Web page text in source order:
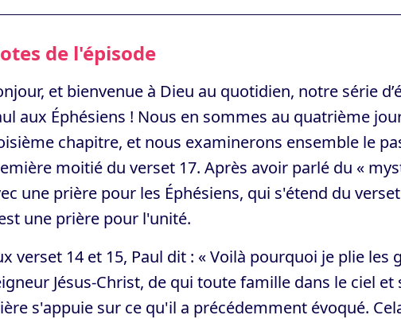
de l'épisode
et bienvenue à Dieu au quotidien, notre série
aux Éphésiens ! Nous en sommes au quatrième
chapitre, et nous examinerons ensemble le
moitié du verset 17. Après avoir parlé du «
une prière pour les Éphésiens, qui s'étend du
une prière pour l'unité.
verset 14 et 15, Paul dit : « Voilà pourquoi je plie les
Jésus-Christ, de qui toute famille dans le ciel
s'appuie sur ce qu'il a précédemment évoqué.